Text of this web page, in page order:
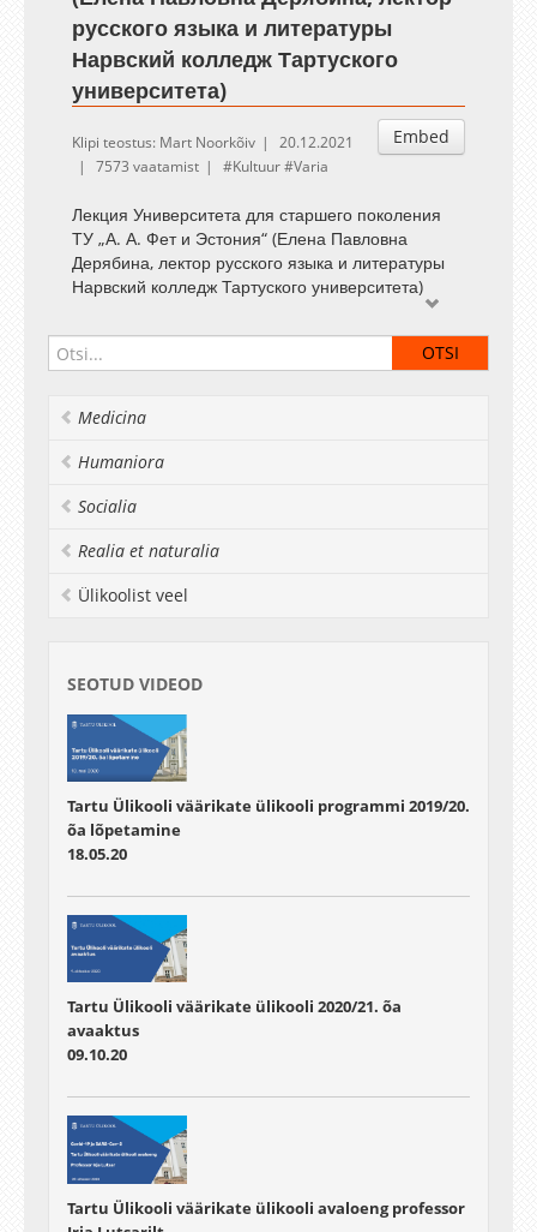
русского языка и литературы
Нарвский колледж Тартуского
университета)
Embed
Klipi teostus: Mart Noorkõiv
20.12.2021
7573 vaatamist
Kultuur Varia
Лекция Университета для старшего поколения
ТУ „А. А. Фет и Эстония“ (Елена Павловна
Дерябина, лектор русского языка и литературы
Нарвский колледж Тартуского университета)
Medicina
Humaniora
Socialia
Realia et naturalia
Ülikoolist veel
SEOTUD VIDEOD
Tartu Ülikooli väärikate ülikooli programmi 2019/20.
õa lõpetamine
18.05.20
Tartu Ülikooli väärikate ülikooli 2020/21. õa
avaaktus
09.10.20
Tartu Ülikooli väärikate ülikooli avaloeng professor